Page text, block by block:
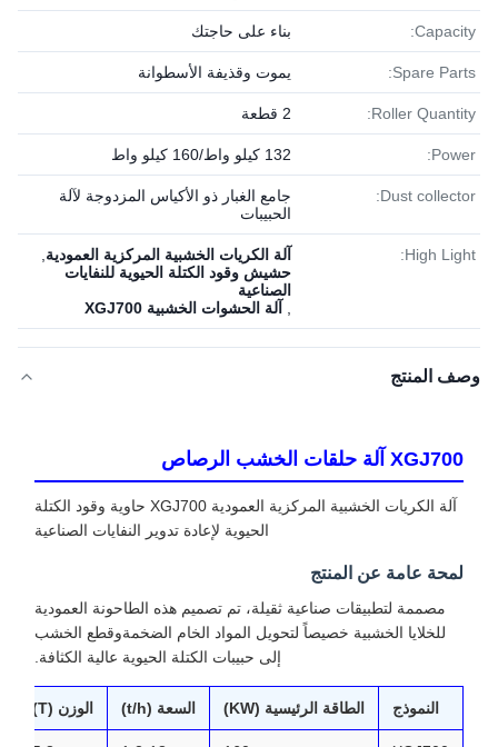
Capacity: بناء على حاجتك
Spare Parts: يموت وقذيفة الأسطوانة
Roller Quantity: 2 قطعة
Power: 132 كيلو واط/160 كيلو واط
Dust collector:
جامع الغبار ذو الأكياس المزدوجة لآلة
الحبيبات
High Light: آلة الكريات الخشبية المركزية العمودية
حشيش وقود الكتلة الحيوية للنفايات
الصناعية
آلة الحشوات الخشبية XGJ700
وصف المنتج
XGJ700 آلة حلقات الخشب الرصاص
آلة الكريات الخشبية المركزية العمودية XGJ700 حاوية وقود الكتلة
الحيوية لإعادة تدوير النفايات الصناعية
لمحة عامة عن المنتج
مصممة لتطبيقات صناعية ثقيلة، تم تصميم هذه الطاحونة العمودية
للخلايا الخشبية خصيصاً لتحويل المواد الخام الضخمةوقطع الخشب
إلى حبيبات الكتلة الحيوية عالية الكثافة.
النموذج الطاقة الرئيسية (KW) السعة (t/h) الوزن (T)